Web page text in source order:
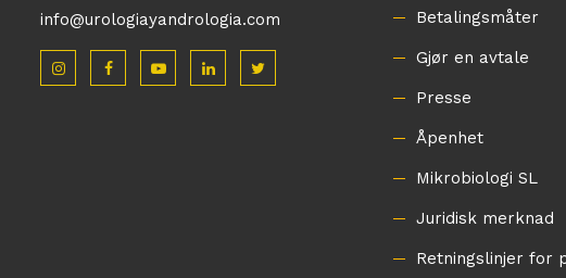
info@urologiayandrologia.com Betalingsmåter
Gjør en avtale
Presse
Åpenhet
Mikrobiologi SL
Juridisk merknad
Retningslinjer for